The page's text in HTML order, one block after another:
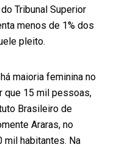
Tribunal Superior
menos de 1% dos
pleito.
maioria feminina no
que 15 mil pessoas,
Brasileiro de
Araras, no
mil habitantes. Na